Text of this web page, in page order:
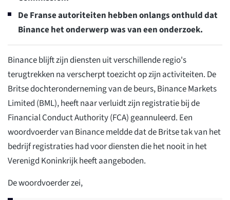
De Franse autoriteiten hebben onlangs onthuld dat
Binance het onderwerp was van een onderzoek.
Binance blijft zijn diensten uit verschillende regio's
terugtrekken na verscherpt toezicht op zijn activiteiten. De
Britse dochteronderneming van de beurs, Binance Markets
Limited (BML), heeft naar verluidt zijn registratie bij de
Financial Conduct Authority (FCA) geannuleerd. Een
woordvoerder van Binance meldde dat de Britse tak van het
bedrijf registraties had voor diensten die het nooit in het
Verenigd Koninkrijk heeft aangeboden.
De woordvoerder zei,